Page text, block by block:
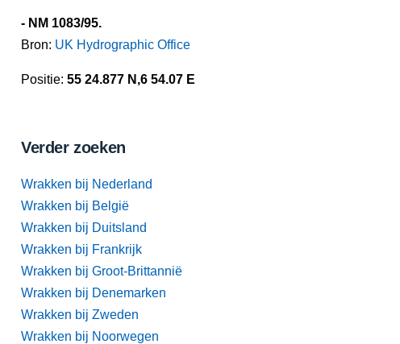
- NM 1083/95.
Bron: UK Hydrographic Office
Positie: 55 24.877 N,6 54.07 E
Verder zoeken
Wrakken bij Nederland
Wrakken bij België
Wrakken bij Duitsland
Wrakken bij Frankrijk
Wrakken bij Groot-Brittannië
Wrakken bij Denemarken
Wrakken bij Zweden
Wrakken bij Noorwegen